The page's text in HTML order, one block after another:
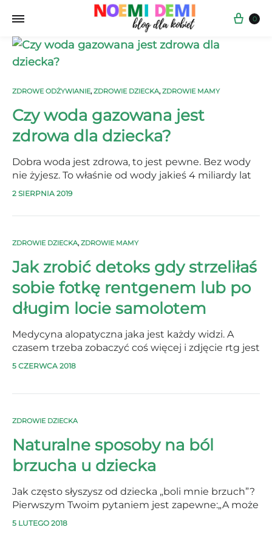
0
ZDROWE ODŻYWIANIE,ZDROWIE DZIECKA,ZDROWIE MAMY
Czy woda gazowana jest
zdrowa dla dziecka?
Dobra woda jest zdrowa, to jest pewne. Bez wody
nie żyjesz. To właśnie od wody jakieś 4 miliardy lat
temu zaczęło się życie na ziemi. Skąd się ta woda
Ale nie…
2 SIERPNIA 2019
ZDROWIE DZIECKA,ZDROWIE MAMY
Jak zrobić detoks gdy strzeliłaś
sobie fotkę rentgenem lub po
długim locie samolotem
Medycyna alopatyczna jaka jest każdy widzi. A
czasem trzeba zobaczyć coś więcej i zdjęcie rtg jest
niechcianą koniecznością. Jest trochę zabiegów
5 CZERWCA 2018
ZDROWIE DZIECKA
Naturalne sposoby na ból
brzucha u dziecka
Jak często słyszysz od dziecka „boli mnie brzuch”?
Pierwszym Twoim pytaniem jest zapewne:„A może
chce ci się kupkę?”. Najczęściej słyszysz „Nie, nie,
5 LUTEGO 2018